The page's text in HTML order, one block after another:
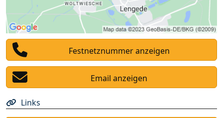
Festnetznummer anzeigen
Email anzeigen
Links